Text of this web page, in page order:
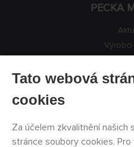
PECKA
Tato webová
cookies
Za účelem zkvalitnění našich
stránce soubory cookies.